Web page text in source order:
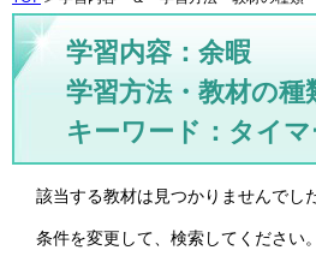
学習内容：余暇
学習方法・教材の
キーワード：タイ
該当する教材は見つかりませんでした
条件を変更して、検索してください。